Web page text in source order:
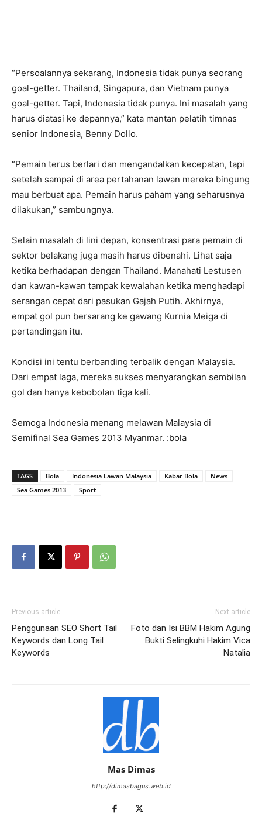
“Persoalannya sekarang, Indonesia tidak punya seorang
goal-getter. Thailand, Singapura, dan Vietnam punya
goal-getter. Tapi, Indonesia tidak punya. Ini masalah yang
harus diatasi ke depannya,” kata mantan pelatih timnas
senior Indonesia, Benny Dollo.
“Pemain terus berlari dan mengandalkan kecepatan, tapi
setelah sampai di area pertahanan lawan mereka bingung
mau berbuat apa. Pemain harus paham yang seharusnya
dilakukan,” sambungnya.
Selain masalah di lini depan, konsentrasi para pemain di
sektor belakang juga masih harus dibenahi. Lihat saja
ketika berhadapan dengan Thailand. Manahati Lestusen
dan kawan-kawan tampak kewalahan ketika menghadapi
serangan cepat dari pasukan Gajah Putih. Akhirnya,
empat gol pun bersarang ke gawang Kurnia Meiga di
pertandingan itu.
Kondisi ini tentu berbanding terbalik dengan Malaysia.
Dari empat laga, mereka sukses menyarangkan sembilan
gol dan hanya kebobolan tiga kali.
Semoga Indonesia menang melawan Malaysia di
Semifinal Sea Games 2013 Myanmar. :bola
TAGS Bola Indonesia Lawan Malaysia Kabar Bola
News
Sea Games 2013
Sport
Previous article
Penggunaan SEO Short Tail
Keywords dan Long Tail
Keywords
Next article
Foto dan Isi BBM Hakim Agung
Bukti Selingkuhi Hakim Vica
Natalia
Mas Dimas
http://dimasbagus.web.id